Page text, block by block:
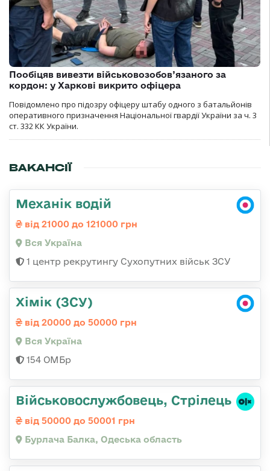
Пообіцяв вивезти військовозобов’язаного за
кордон: у Харкові викрито офіцера
Повідомлено про підозру офіцеру штабу одного з батальйонів
оперативного призначення Національної гвардії України за ч. 3
ст. 332 КК України.
ВАКАНСІЇ
Механік водій
від 21000 до 121000 грн
Вся Україна
1 центр рекрутингу Сухопутних військ ЗСУ
Хімік (ЗСУ)
від 20000 до 50000 грн
Вся Україна
154 ОМБр
Військовослужбовець, Стрілець
від 50000 до 50001 грн
Бурлача Балка, Одеська область